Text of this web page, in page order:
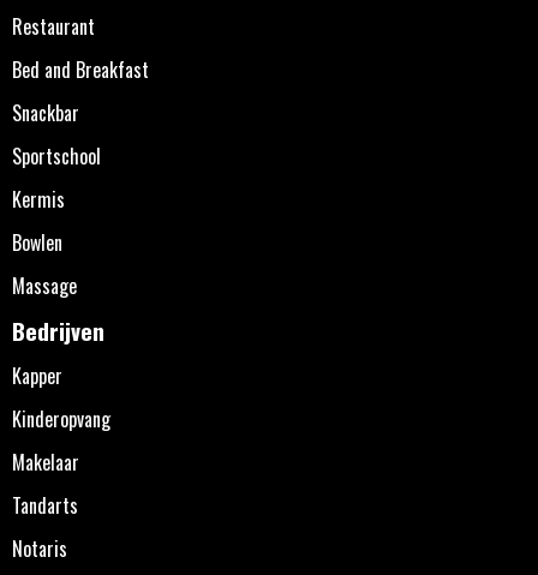
Restaurant
Bed and Breakfast
Snackbar
Sportschool
Kermis
Bowlen
Massage
Bedrijven
Kapper
Kinderopvang
Makelaar
Tandarts
Notaris